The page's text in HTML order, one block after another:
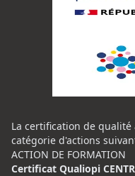
La certification de
catégorie d'actions
ACTION DE FORMATION
Certificat Qualiopi